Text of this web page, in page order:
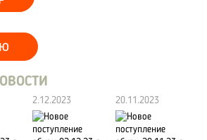
2.12.2023 20.11.2023